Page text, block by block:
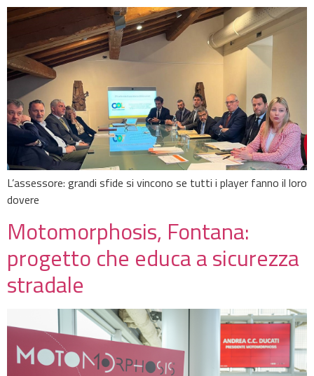
L’assessore: grandi sfide si vincono se tutti i player fanno il loro
dovere
Motomorphosis, Fontana:
progetto che educa a sicurezza
stradale